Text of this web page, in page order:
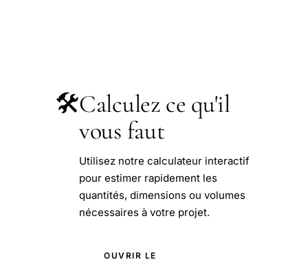
🛠️Calculez ce qu'il
vous faut
Utilisez notre calculateur interactif
pour estimer rapidement les
quantités, dimensions ou volumes
nécessaires à votre projet.
OUVRIR LE